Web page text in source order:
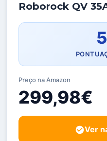
Roborock QV
Preço na Amazon
299,98€
Ver